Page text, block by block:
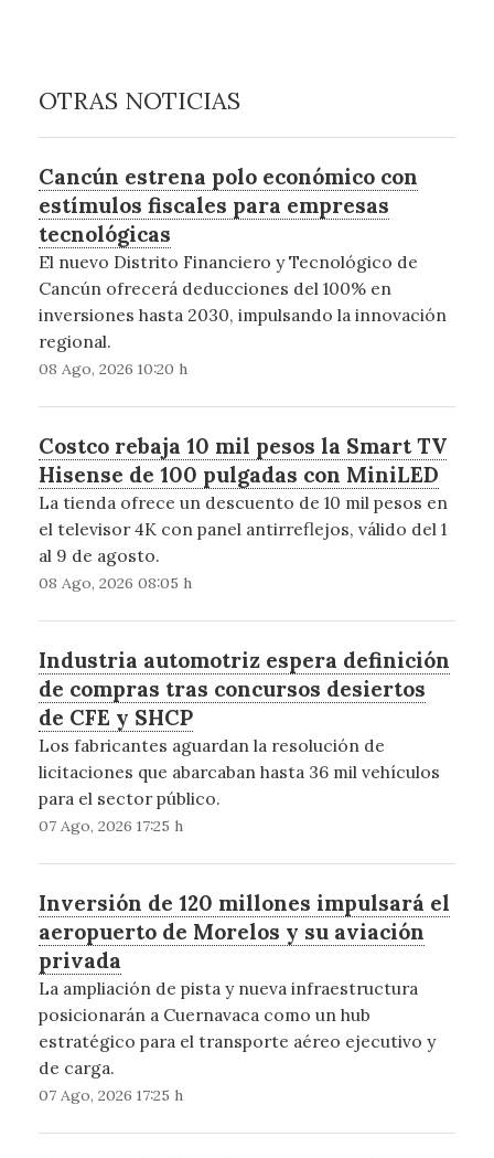
OTRAS NOTICIAS
Cancún estrena polo económico con
estímulos fiscales para empresas
tecnológicas
El nuevo Distrito Financiero y Tecnológico de
Cancún ofrecerá deducciones del 100% en
inversiones hasta 2030, impulsando la innovación
regional.
08 Ago, 2026 10:20 h
Costco rebaja 10 mil pesos la Smart TV
Hisense de 100 pulgadas con MiniLED
La tienda ofrece un descuento de 10 mil pesos en
el televisor 4K con panel antirreflejos, válido del 1
al 9 de agosto.
08 Ago, 2026 08:05 h
Industria automotriz espera definición
de compras tras concursos desiertos
de CFE y SHCP
Los fabricantes aguardan la resolución de
licitaciones que abarcaban hasta 36 mil vehículos
para el sector público.
07 Ago, 2026 17:25 h
Inversión de 120 millones impulsará el
aeropuerto de Morelos y su aviación
privada
La ampliación de pista y nueva infraestructura
posicionarán a Cuernavaca como un hub
estratégico para el transporte aéreo ejecutivo y
de carga.
07 Ago, 2026 17:25 h